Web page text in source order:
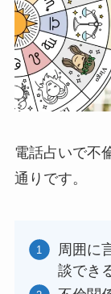
電話占いで不
通りです。
周囲に
談でき